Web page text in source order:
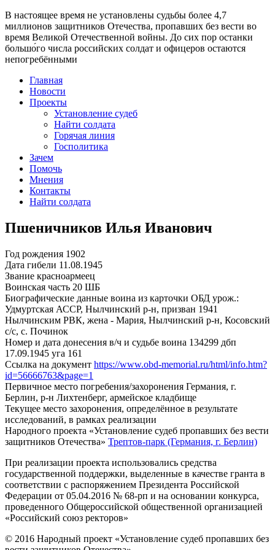
В настоящее время не установлены судьбы более 4,7
миллионов защитников Отечества, пропавших без вести во
время Великой Отечественной войны. До сих пор останки
большо́го числа российских солдат и офицеров остаются
непогребёнными
Главная
Новости
Проекты
Установление судеб
Найти солдата
Горячая линия
Госполитика
Зачем
Помочь
Мнения
Контакты
Найти солдата
Пшеничников Илья Иванович
Год рождения 1902
Дата гибели 11.08.1945
Звание красноармеец
Воинская часть 20 ШБ
Биографические данные воина из карточки ОБД урож.:
Удмуртская АССР, Нылчинский р-н, призван 1941
Нылчинским РВК, жена - Мария, Нылчинский р-н, Косовский
с/с, с. Починок
Номер и дата донесения в/ч и судьбе воина 134299 дбп
17.09.1945 уга 161
Ссылка на документ https://www.obd-memorial.ru/html/info.htm?
id=56666763&page=1
Первичное место погребения/захоронения Германия, г.
Берлин, р-н Лихтенберг, армейское кладбище
Текущее место захоронения, определённое в результате
исследований, в рамках реализации
Народного проекта «Установление судеб пропавших без вести
защитников Отечества» Трептов-парк (Германия, г. Берлин)
При реализации проекта использовались средства
государственной поддержки, выделенные в качестве гранта в
соответствии с распоряжением Президента Российской
Федерации от 05.04.2016 № 68-рп и на основании конкурса,
проведенного Общероссийской общественной организацией
«Российский союз ректоров»
© 2016 Народный проект «Установление судеб пропавших без